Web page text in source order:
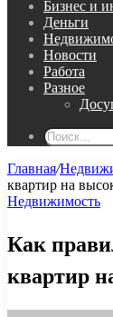
Бизнес и
Деньги
Новости
Работа
Разное
Главная/
квартир на
Недвижимость
Как
квартир